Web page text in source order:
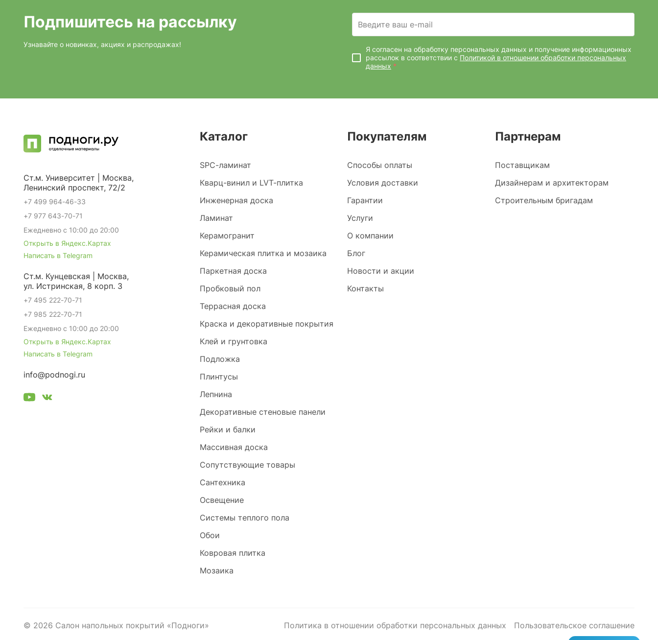
Подпишитесь на рассылку
Узнавайте о новинках, акциях и распродажах!
Введите ваш e-mail
Я согласен на обработку персональных данных и получение информационных
рассылок в соответствии с Политикой в отношении обработки персональных
данных *
Каталог
SPC-ламинат
Кварц-винил и LVT-плитка
Инженерная доска
Ламинат
Керамогранит
Керамическая плитка и мозаика
Паркетная доска
Пробковый пол
Террасная доска
Краска и декоративные покрытия
Клей и грунтовка
Подложка
Плинтусы
Лепнина
Декоративные стеновые панели
Рейки и балки
Массивная доска
Сопутствующие товары
Сантехника
Освещение
Системы теплого пола
Обои
Ковровая плитка
Мозаика
Покупателям
Способы оплаты
Условия доставки
Гарантии
Услуги
О компании
Блог
Новости и акции
Контакты
Партнерам
Поставщикам
Дизайнерам и архитекторам
Строительным бригадам
Ст.м. Университет | Москва,
Ленинский проспект, 72/2
+7 499 964-46-33
+7 977 643-70-71
Ежедневно с 10:00 до 20:00
Открыть в Яндекс.Картах
Написать в Telegram
Ст.м. Кунцевская | Москва,
ул. Истринская, 8 корп. 3
+7 495 222-70-71
+7 985 222-70-71
Ежедневно с 10:00 до 20:00
Открыть в Яндекс.Картах
Написать в Telegram
info@podnogi.ru
© 2026 Салон напольных покрытий «Подноги» Политика в отношении обработки персональных данных Пользовательское соглашение